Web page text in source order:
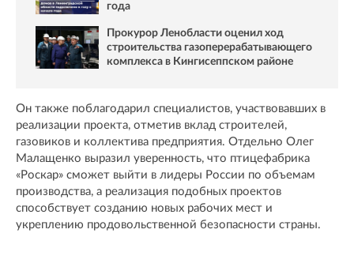
года
Прокурор Ленобласти оценил ход
строительства газоперерабатывающего
комплекса в Кингисеппском районе
Он также поблагодарил специалистов, участвовавших в
реализации проекта, отметив вклад строителей,
газовиков и коллектива предприятия. Отдельно Олег
Малащенко выразил уверенность, что птицефабрика
«Роскар» сможет выйти в лидеры России по объемам
производства, а реализация подобных проектов
способствует созданию новых рабочих мест и
укреплению продовольственной безопасности страны.